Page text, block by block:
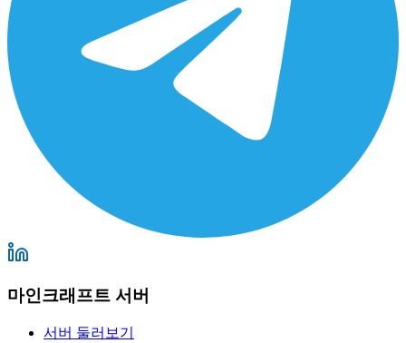
마인크래프트 서버
서버 둘러보기